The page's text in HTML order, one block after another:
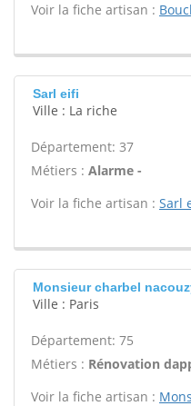
Voir la fiche artisan :
Sarl eifi
Ville : La riche
Département: 37
Métiers : Alarme -
Voir la fiche artisan : Sarl
Monsieur charbel
Ville : Paris
Département: 75
Métiers : Rénovation
Voir la fiche artisan :